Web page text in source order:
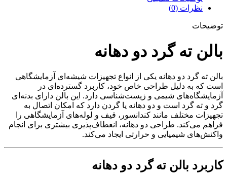
نظرات (0)
توضیحات
بالن ته گرد دو دهانه
بالن ته گرد دو دهانه یکی از انواع تجهیزات شیشه‌ای آزمایشگاهی
است که به دلیل طراحی خاص خود، کاربرد گسترده‌ای در
آزمایشگاه‌های شیمی و زیست‌شناسی دارد. این بالن دارای بدنه‌ای
گرد و ته گرد است و دو دهانه یا گردن دارد که امکان اتصال به
تجهیزات مختلف مانند کندانسور، قیف و لوله‌های آزمایشگاهی را
فراهم می‌کند. طراحی دو دهانه، انعطاف‌پذیری بیشتری برای انجام
واکنش‌های شیمیایی و حرارتی ایجاد می‌کند.
کاربرد بالن ته گرد دو دهانه